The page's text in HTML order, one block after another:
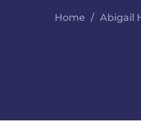
Home Abigail